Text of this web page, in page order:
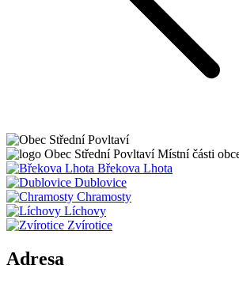
Obec Střední PovltavíMístní části
Břekova Lhota
Dublovice
Chramosty
Líchovy
Zvírotice
Adresa